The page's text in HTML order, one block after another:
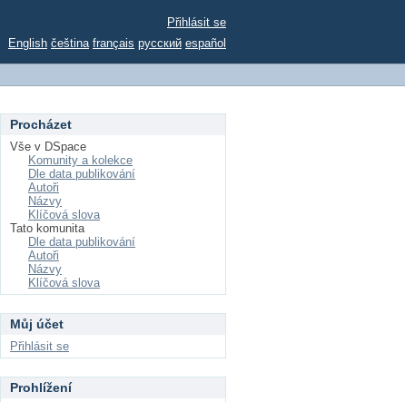
Přihlásit se
English čeština français русский español
Procházet
Vše v DSpace
Komunity a kolekce
Dle data publikování
Autoři
Názvy
Klíčová slova
Tato komunita
Dle data publikování
Autoři
Názvy
Klíčová slova
Můj účet
Přihlásit se
Prohlížení